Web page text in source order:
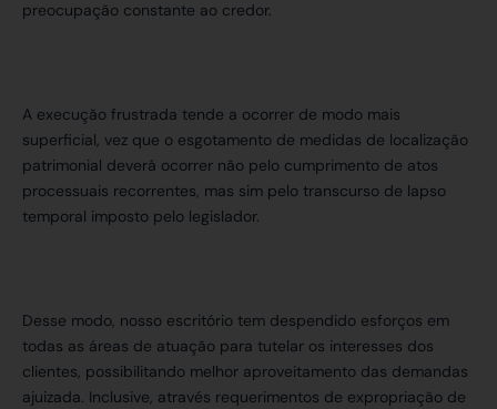
preocupação constante ao credor.
A execução frustrada tende a ocorrer de modo mais
superficial, vez que o esgotamento de medidas de localização
patrimonial deverá ocorrer não pelo cumprimento de atos
processuais recorrentes, mas sim pelo transcurso de lapso
temporal imposto pelo legislador.
Desse modo, nosso escritório tem despendido esforços em
todas as áreas de atuação para tutelar os interesses dos
clientes, possibilitando melhor aproveitamento das demandas
ajuizada. Inclusive, através requerimentos de expropriação de